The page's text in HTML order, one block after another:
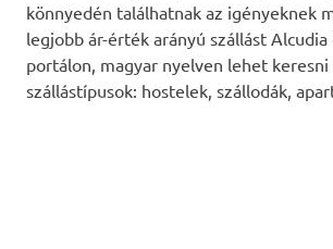
könnyedén találhatnak az igényeknek
legjobb ár-érték arányú szállást
portálon, magyar nyelven lehet
szállástípusok: hostelek, szállodák,